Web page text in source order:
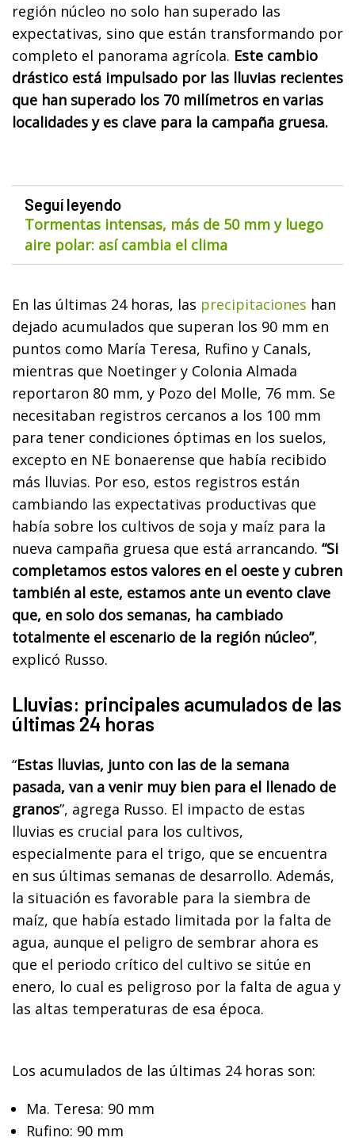
región núcleo no solo han superado las
expectativas, sino que están transformando por
completo el panorama agrícola. Este cambio
drástico está impulsado por las lluvias recientes
que han superado los 70 milímetros en varias
localidades y es clave para la campaña gruesa.
Seguí leyendo
Tormentas intensas, más de 50 mm y luego
aire polar: así cambia el clima
En las últimas 24 horas, las precipitaciones han
dejado acumulados que superan los 90 mm en
puntos como María Teresa, Rufino y Canals,
mientras que Noetinger y Colonia Almada
reportaron 80 mm, y Pozo del Molle, 76 mm. Se
necesitaban registros cercanos a los 100 mm
para tener condiciones óptimas en los suelos,
excepto en NE bonaerense que había recibido
más lluvias. Por eso, estos registros están
cambiando las expectativas productivas que
había sobre los cultivos de soja y maíz para la
nueva campaña gruesa que está arrancando. “Si
completamos estos valores en el oeste y cubren
también al este, estamos ante un evento clave
que, en solo dos semanas, ha cambiado
totalmente el escenario de la región núcleo”,
explicó Russo.
Lluvias: principales acumulados de las
últimas 24 horas
“Estas lluvias, junto con las de la semana
pasada, van a venir muy bien para el llenado de
granos”, agrega Russo. El impacto de estas
lluvias es crucial para los cultivos,
especialmente para el trigo, que se encuentra
en sus últimas semanas de desarrollo. Además,
la situación es favorable para la siembra de
maíz, que había estado limitada por la falta de
agua, aunque el peligro de sembrar ahora es
que el periodo crítico del cultivo se sitúe en
enero, lo cual es peligroso por la falta de agua y
las altas temperaturas de esa época.
Los acumulados de las últimas 24 horas son:
Ma. Teresa: 90 mm
Rufino: 90 mm